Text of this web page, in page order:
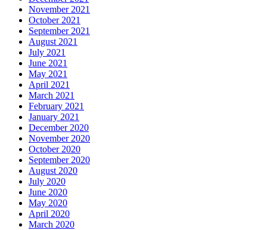
November 2021
October 2021
September 2021
August 2021
July 2021
June 2021
May 2021
April 2021
March 2021
February 2021
January 2021
December 2020
November 2020
October 2020
September 2020
August 2020
July 2020
June 2020
May 2020
April 2020
March 2020